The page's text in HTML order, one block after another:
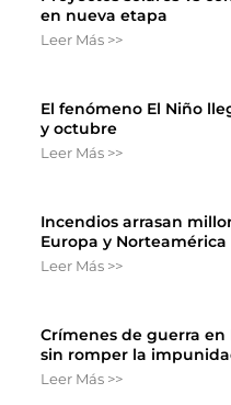
en nueva etapa
Leer Más >>
El fenómeno El Niño
y octubre
Leer Más >>
Incendios arrasan
Europa y Norteamérica
Leer Más >>
Crímenes de guerra en
sin romper la
Leer Más >>